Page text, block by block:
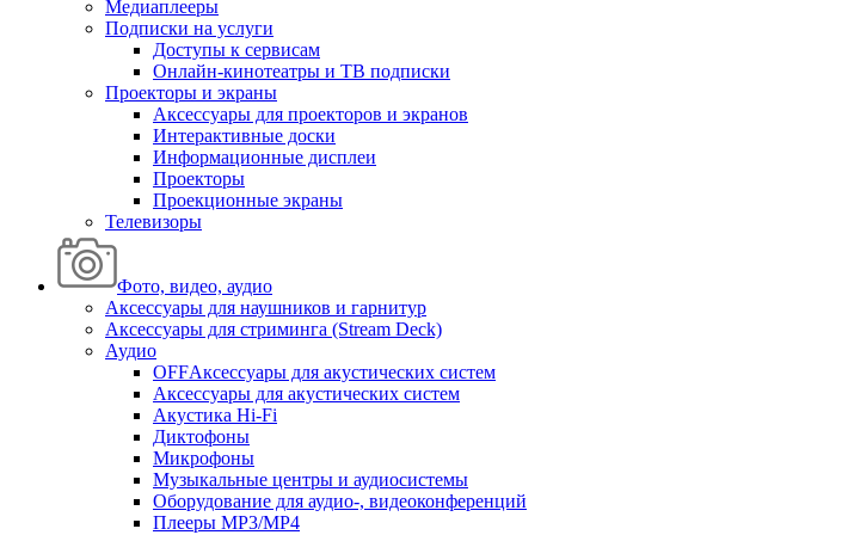
Медиаплееры
Подписки на услуги
Доступы к сервисам
Онлайн-кинотеатры и ТВ подписки
Проекторы и экраны
Аксессуары для проекторов и экранов
Интерактивные доски
Информационные дисплеи
Проекторы
Проекционные экраны
Телевизоры
Фото, видео, аудио
Аксессуары для наушников и гарнитур
Аксессуары для стриминга (Stream Deck)
Аудио
OFFАксессуары для акустических систем
Аксессуары для акустических систем
Акустика Hi-Fi
Диктофоны
Микрофоны
Музыкальные центры и аудиосистемы
Оборудование для аудио-, видеоконференций
Плееры MP3/MP4